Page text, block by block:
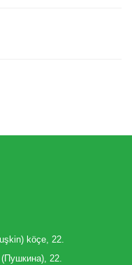
köçe, 22.
22.